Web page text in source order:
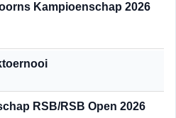
Kampioenschap 2026
RSB/RSB Open 2026